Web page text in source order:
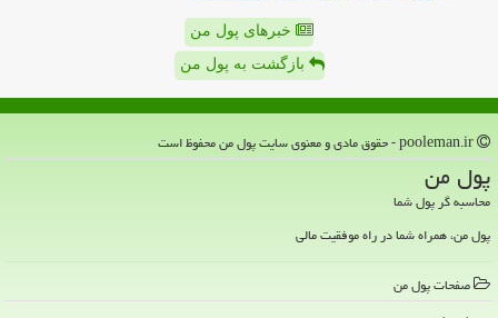
خبرهای پول من
بازگشت به پول من
پول من
محاسبه گر پول شما
پول من، همراه شما در راه موفقیت مالی
صفحات پول من